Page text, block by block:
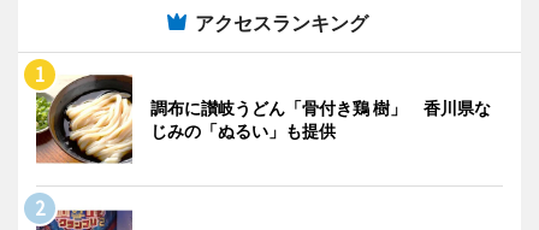
アクセスランキング
調布に讃岐うどん「骨付き鶏 樹」 香川県な
じみの「ぬるい」も提供